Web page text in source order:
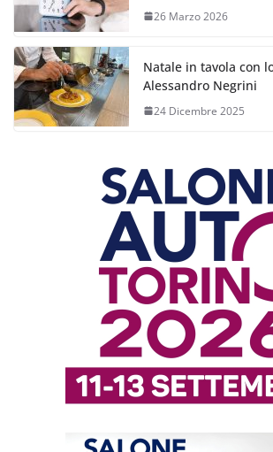
26 Marzo 2026
Natale in tavola con
Alessandro Negrini
24 Dicembre 2025